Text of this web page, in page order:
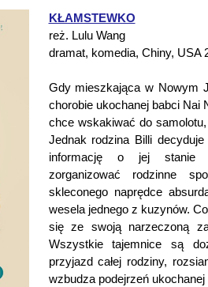
KŁAMSTEWKO
reż. Lulu Wang
dramat, komedia, Chiny, USA
Gdy mieszkająca w Nowym
chorobie ukochanej babci Nai
chce wskakiwać do
Jednak rodzina Billi
informację o jej stanie
zorganizować rodzinne
skleconego naprędce
wesela jednego z kuzynów.
się ze swoją narzeczoną
Wszystkie tajemnice są
przyjazd całej rodziny,
wzbudza podejrzeń ukochanej